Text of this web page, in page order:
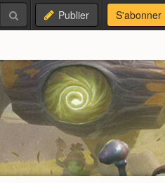
Publier S'abonner